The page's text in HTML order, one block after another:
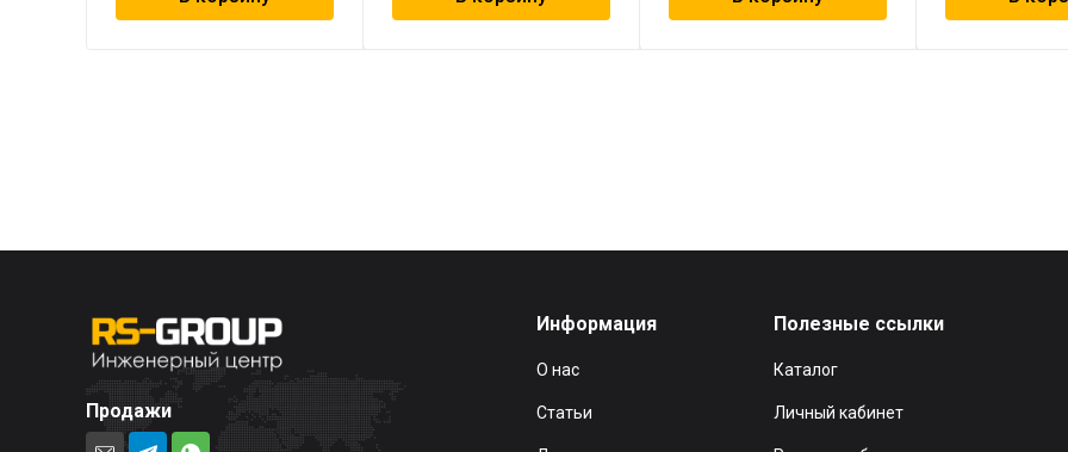
Продажи
Информация
О нас
Статьи
Полезные ссылки
Каталог
Личный кабинет